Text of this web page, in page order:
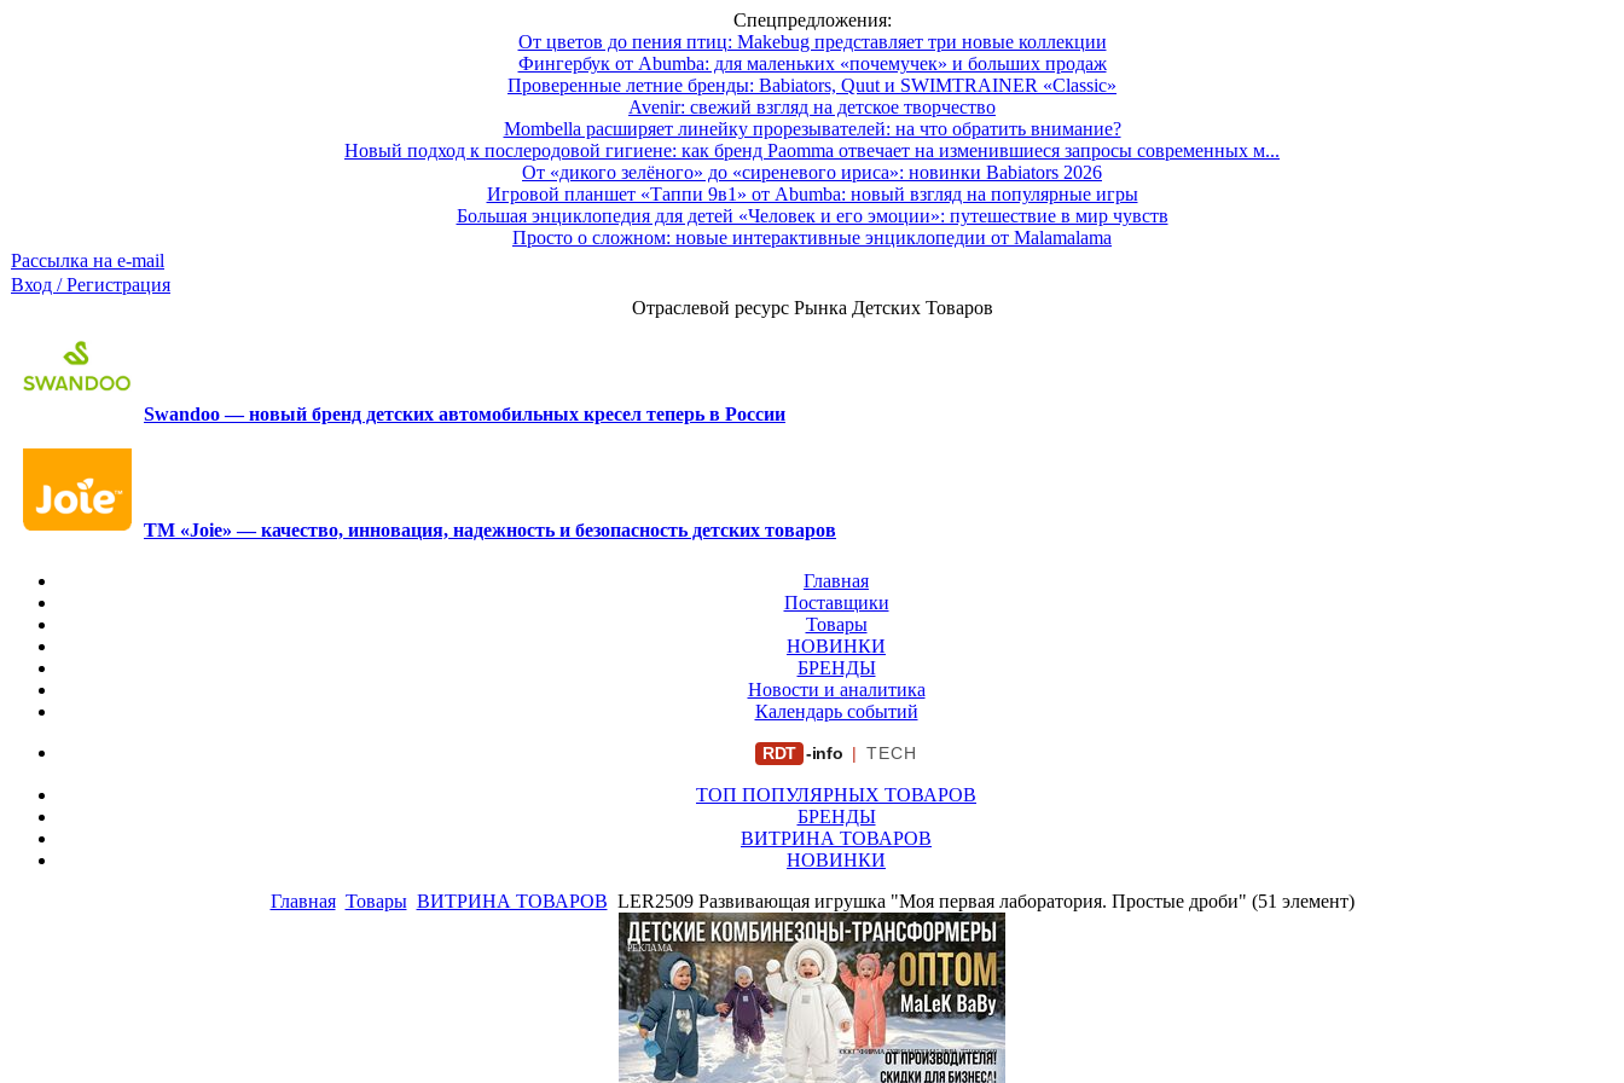
Спецпредложения:
От цветов до пения птиц: Makebug представляет три новые коллекции
Фингербук от Abumba: для маленьких «почемучек» и больших продаж
Проверенные летние бренды: Babiators, Quut и SWIMTRAINER «Classic»
Avenir: свежий взгляд на детское творчество
Mombella расширяет линейку прорезывателей: на что обратить внимание?
Новый подход к послеродовой гигиене: как бренд Paomma отвечает на изменившиеся запросы современных м...
От «дикого зелёного» до «сиреневого ириса»: новинки Babiators 2026
Игровой планшет «Таппи 9в1» от Abumba: новый взгляд на популярные игры
Большая энциклопедия для детей «Человек и его эмоции»: путешествие в мир чувств
Просто о сложном: новые интерактивные энциклопедии от Malamalama
Рассылка на e-mail
Вход / Регистрация
Отраслевой ресурс Рынка Детских Товаров
Swandoo — новый бренд детских автомобильных кресел теперь в России
ТМ «Joie» — качество, инновация, надежность и безопасность детских товаров
Главная
Поставщики
Товары
НОВИНКИ
БРЕНДЫ
Новости и аналитика
Календарь событий
RDT -info | TECH
ТОП ПОПУЛЯРНЫХ ТОВАРОВ
БРЕНДЫ
ВИТРИНА ТОВАРОВ
НОВИНКИ
Главная Товары ВИТРИНА ТОВАРОВ LER2509 Развивающая игрушка "Моя первая лаборатория. Простые дроби" (51 элемент)
РЕКЛАМА
ООО "ФИРМА "ХРИЗАНТЕМА" ИНН: 7719007569